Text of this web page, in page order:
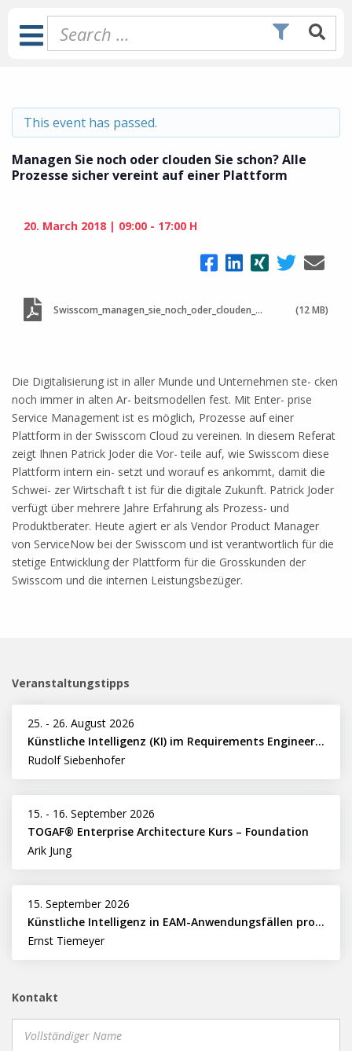
content
Toggle
Navigation
This event has passed.
Managen Sie noch oder clouden Sie schon? Alle
Prozesse sicher vereint auf einer Plattform
20. March 2018 09:00 - 17:00 H
Swisscom_managen_sie_noch_oder_clouden_sie_schon (12 MB)
Die Digitalisierung ist in aller Munde und Unternehmen ste- cken
noch immer in alten Ar- beitsmodellen fest. Mit Enter- prise
Service Management ist es möglich, Prozesse auf einer
Plattform in der Swisscom Cloud zu vereinen. In diesem Referat
zeigt Ihnen Patrick Joder die Vor- teile auf, wie Swisscom diese
Plattform intern ein- setzt und worauf es ankommt, damit die
Schwei- zer Wirtschaft t ist für die digitale Zukunft. Patrick Joder
verfügt über mehrere Jahre Erfahrung als Prozess- und
Produktberater. Heute agiert er als Vendor Product Manager
von ServiceNow bei der Swisscom und ist verantwortlich für die
stetige Entwicklung der Plattform für die Grosskunden der
Swisscom und die internen Leistungsbezüger.
Veranstaltungstipps
25. - 26. August 2026
Künstliche Intelligenz (KI) im Requirements Engineering erfolgreich einsetzen
Rudolf Siebenhofer
15. - 16. September 2026
TOGAF® Enterprise Architecture Kurs – Foundation
Arik Jung
15. September 2026
Künstliche Intelligenz in EAM-Anwendungsfällen professionell nutzen
Ernst Tiemeyer
Kontakt